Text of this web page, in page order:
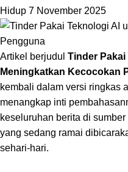
Hidup 7 November 2025
Artikel berjudul Tinder
Meningkatkan Kecocokan
kembali dalam versi ringkas
menangkap inti
keseluruhan berita di
yang sedang ramai
sehari-hari.